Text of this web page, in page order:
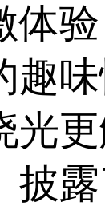
体
趣
光
披